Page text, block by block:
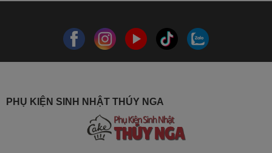
PHỤ KIỆN SINH NHẬT THÚY NGA